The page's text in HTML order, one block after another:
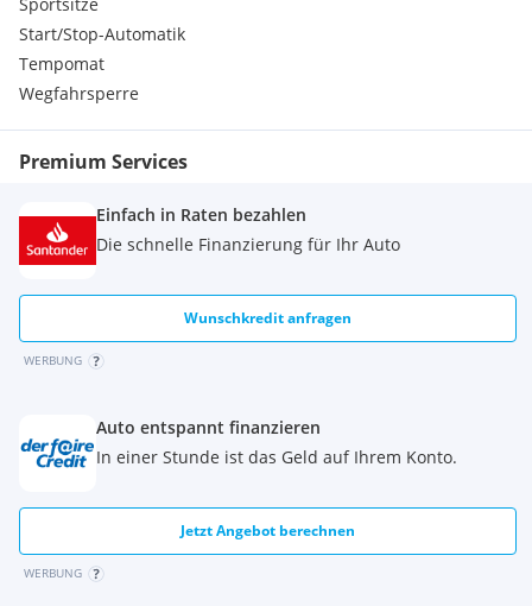
Start/Stop-Automatik
Tempomat
Wegfahrsperre
Premium Services
Einfach in Raten bezahlen
Die schnelle Finanzierung für Ihr Auto
Wunschkredit anfragen
WERBUNG
Auto entspannt finanzieren
In einer Stunde ist das Geld auf Ihrem Konto.
Jetzt Angebot berechnen
WERBUNG